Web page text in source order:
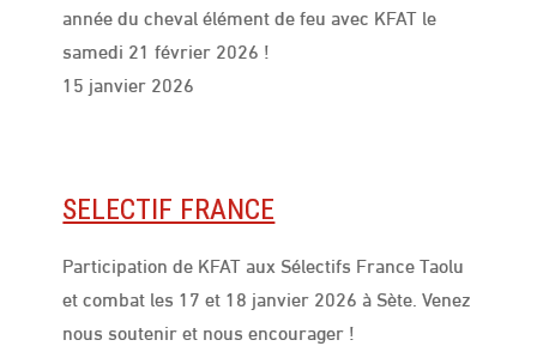
année du cheval élément de feu avec KFAT le
samedi 21 février 2026 !
15 janvier 2026
SELECTIF FRANCE
Participation de KFAT aux Sélectifs France Taolu
et combat les 17 et 18 janvier 2026 à Sète. Venez
nous soutenir et nous encourager !